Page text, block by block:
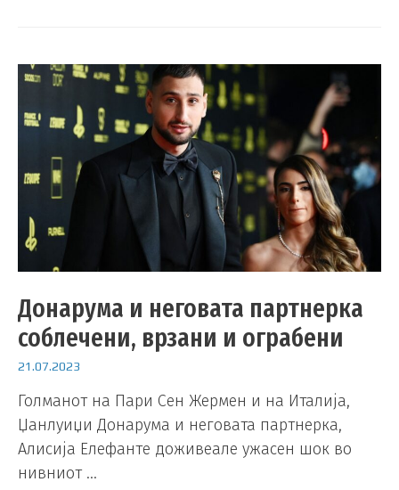
Донарума и неговата партнерка
соблечени, врзани и ограбени
21.07.2023
Голманот на Пари Сен Жермен и на Италија,
Џанлуиџи Донарума и неговата партнерка,
Алисија Елефанте доживеале ужасен шок во
нивниот …